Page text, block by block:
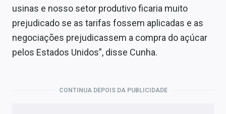
usinas e nosso setor produtivo ficaria muito
prejudicado se as tarifas fossem aplicadas e as
negociações prejudicassem a compra do açúcar
pelos Estados Unidos”, disse Cunha.
CONTINUA DEPOIS DA PUBLICIDADE